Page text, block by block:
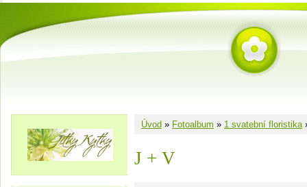
Úvod » Fotoalbum » 1 svatební floristika
J + V